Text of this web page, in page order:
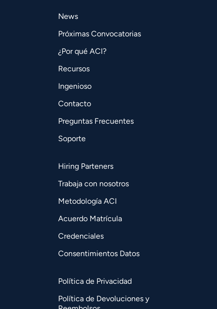
News
Próximas Convocatorias
¿Por qué ACI?
Recursos
Ingenioso
Contacto
Preguntas Frecuentes
Soporte
Hiring Parteners
Trabaja con nosotros
Metodología ACI
Acuerdo Matrícula
Credenciales
Consentimientos Datos
Política de Privacidad
Política de Devoluciones y